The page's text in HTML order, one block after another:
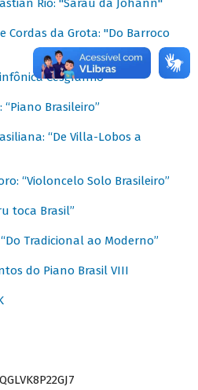
Rio: "Sarau da Johann"
Cordas da Grota: "Do Barroco
Cesgranrio
“Piano Brasileiro”
“De Villa-Lobos a
“Violoncelo Solo Brasileiro”
toca Brasil”
Tradicional ao Moderno”
do Piano Brasil VIII